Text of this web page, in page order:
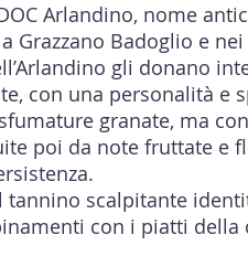
Arlandino, nome
Grazzano Badoglio e
gli donano
con una personalità e
granate, ma
poi da note fruttate e
tannino scalpitante
con i piatti